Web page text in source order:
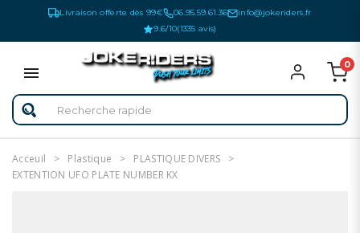
Livraison offerte dès 99€ 06.95.59.61.36
info@jokeriders.fr
9.6/10(1335 avis)
0
Acceuil Plastique
PLASTIQUE DIVERS
EXTENTION UFO PLATE NUMBER KX